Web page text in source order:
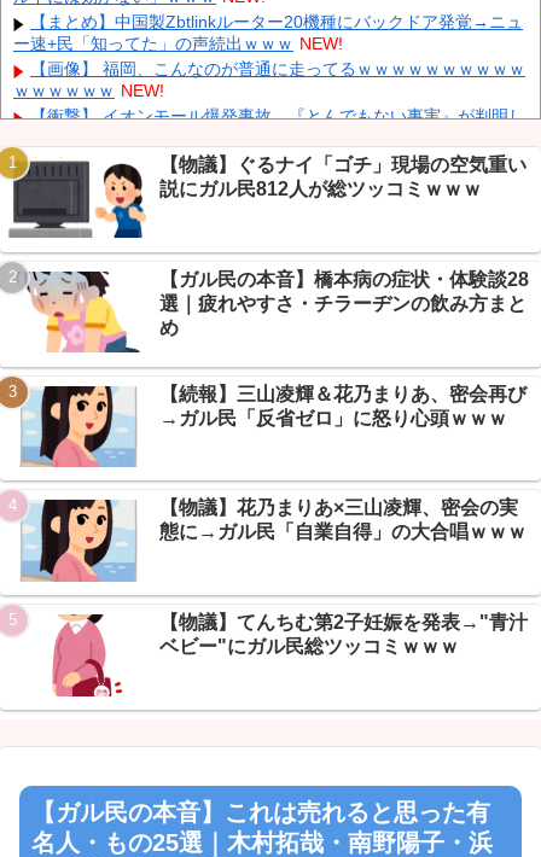
中国人のリウさん、新エネ車で国境越えたら遠隔操作で30時間ロ
ックされる！ NEW!
中国「大洪水！」中国ダム「決壊」地元民「公式発表より死者多
い！」中国政府「住民拘束！（安否不明」中国当局「救助隊動画も
削除」台風13号「三峡ダム接近中」→ NEW!
100万部割れ NEW!
Powered by livedoor 相互RSS
【まとめ】中国製Zbtlinkルーター20機種にバックドア発覚→ニュ
ー速+民「知ってた」の声続出ｗｗｗ NEW!
【画像】 福岡、こんなのが普通に走ってるｗｗｗｗｗｗｗｗｗｗ
ｗｗｗｗｗｗ NEW!
【衝撃】 イオンモール爆発事故、『とんでもない事実』が判明し
【ＧＪ】 クラスに迷惑な池沼がいた。リーダー格のＡ「なんで支
援学級に入れないんですか？」先生「背の高い低いと同じで、これ
も個性なの！差別は...
【保存版】あの名曲、まさかのカバーだった→なんG民が挙げた
元ネタ一覧が知らないと恥レベルｗｗｗ NEW!
【悲報】食品減税しても弁当屋「据え置きます」→なんG民「そ
らそうよ」で謎の一致団結ｗｗｗ NEW!
【画像】 日産が社運をかけて発売するSUVｗｗｗｗｗｗｗ
Powered by livedoor 相互RSS
【物議】ぐるナイ「ゴチ」現場の空気重い
説にガル民812人が総ツッコミｗｗｗ
【ガル民の本音】橋本病の症状・体験談28
選｜疲れやすさ・チラーヂンの飲み方まと
め
【続報】三山凌輝＆花乃まりあ、密会再び
→ガル民「反省ゼロ」に怒り心頭ｗｗｗ
【物議】花乃まりあ×三山凌輝、密会の実
態に→ガル民「自業自得」の大合唱ｗｗｗ
【物議】てんちむ第2子妊娠を発表→"青汁
ベビー"にガル民総ツッコミｗｗｗ
【ガル民の本音】これは売れると思った有
名人・もの25選｜木村拓哉・南野陽子・浜